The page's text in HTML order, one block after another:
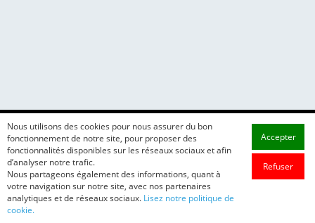
Nous utilisons des cookies pour nous assurer du bon
fonctionnement de notre site, pour proposer des
fonctionnalités disponibles sur les réseaux sociaux et afin
d’analyser notre trafic.
Nous partageons également des informations, quant à
votre navigation sur notre site, avec nos partenaires
analytiques et de réseaux sociaux. Lisez notre politique de
cookie.
Accepter
Refuser